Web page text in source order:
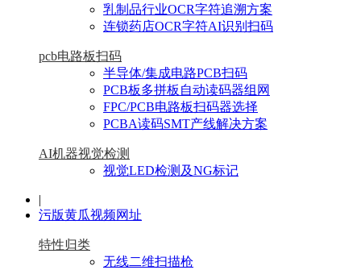
乳制品行业OCR字符追溯方案
连锁药店OCR字符AI识别扫码
pcb电路板扫码
半导体/集成电路PCB扫码
PCB板多拼板自动读码器组网
FPC/PCB电路板扫码器选择
PCBA读码SMT产线解决方案
AI机器视觉检测
视觉LED检测及NG标记
|
污版黄瓜视频网址
特性归类
无线二维扫描枪